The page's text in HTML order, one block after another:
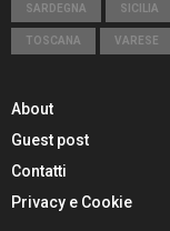
SARDEGNA SICILIA
TOSCANA VARESE
About
Guest post
Contatti
Privacy e Cookie